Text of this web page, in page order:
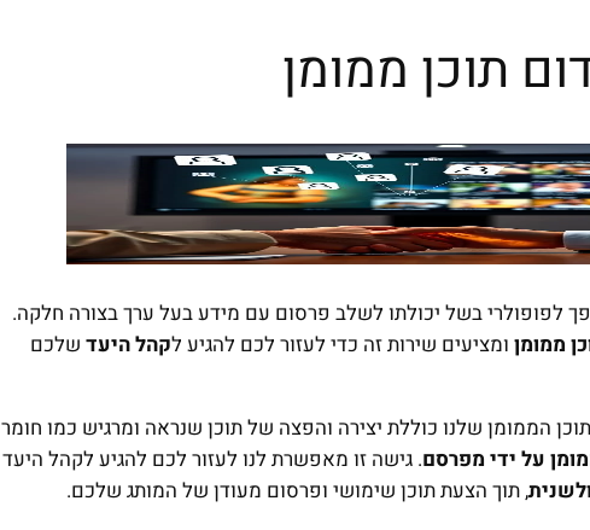
תוכן ממומן
לפופולרי בשל יכולתו לשלב פרסום עם מידע בעל ערך בצורה חלקה.
ממומן ומציעים שירות זה כדי לעזור לכם להגיע לקהל היעד שלכם
הממומן שלנו כוללת יצירה והפצה של תוכן שנראה ומרגיש כמו חומר
על ידי מפרסם. גישה זו מאפשרת לנו לעזור לכם להגיע לקהל היעד
, תוך הצעת תוכן שימושי ופרסום מעודן של המותג שלכם.